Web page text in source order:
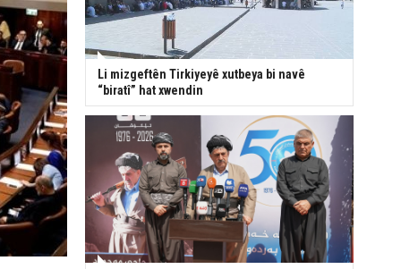
Li mizgeftên Tirkiyeyê xutbeya bi navê
“biratî” hat xwendin